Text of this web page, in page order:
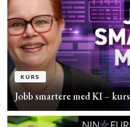
KURS
Jobb smartere med KI – kurs